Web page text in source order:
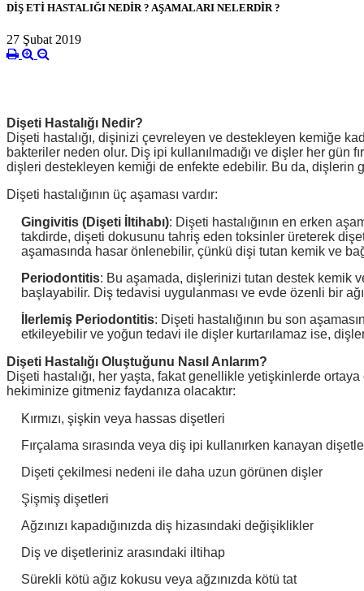
DİŞ ETİ HASTALIĞI NEDİR ? AŞAMALARI NELERDİR ?
27 Şubat 2019
Dişeti Hastalığı Nedir?
Dişeti hastalığı, dişinizi çevreleyen ve destekleyen kemiğe
bakteriler neden olur. Diş ipi kullanılmadığı ve dişler her
dişleri destekleyen kemiği de enfekte edebilir. Bu da, dişlerin
Dişeti hastalığının üç aşaması vardır:
Gingivitis (Dişeti İltihabı): Dişeti hastalığının en erken
takdirde, dişeti dokusunu tahriş eden toksinler üreterek
aşamasında hasar önlenebilir, çünkü dişi tutan kemik ve
Periodontitis: Bu aşamada, dişlerinizi tutan destek kemik
başlayabilir. Diş tedavisi uygulanması ve evde özenli bir
İlerlemiş Periodontitis: Dişeti hastalığının bu son
etkileyebilir ve yoğun tedavi ile dişler kurtarılamaz ise,
Dişeti Hastalığı Oluştuğunu Nasıl Anlarım?
Dişeti hastalığı, her yaşta, fakat genellikle yetişkinlerde
hekiminize gitmeniz faydanıza olacaktır:
Kırmızı, şişkin veya hassas dişetleri
Fırçalama sırasında veya diş ipi kullanırken kanayan
Dişeti çekilmesi nedeni ile daha uzun görünen dişler
Şişmiş dişetleri
Ağzınızı kapadığınızda diş hizasındaki değişiklikler
Diş ve dişetleriniz arasındaki iltihap
Sürekli kötü ağız kokusu veya ağzınızda kötü tat